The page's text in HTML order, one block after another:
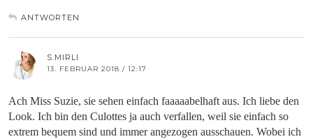
ANTWORTEN
S.MIRLI
13. FEBRUAR 2018 / 12:17
Ach Miss Suzie, sie sehen einfach faaaaabelhaft aus. Ich liebe den
Look. Ich bin den Culottes ja auch verfallen, weil sie einfach so
extrem bequem sind und immer angezogen ausschauen. Wobei ich